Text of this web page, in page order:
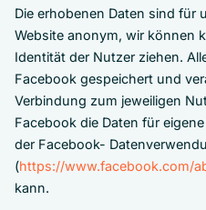
Die erhobenen Daten sind für
Website anonym, wir können
Identität der Nutzer ziehen.
Facebook gespeichert und
Verbindung zum jeweiligen
Facebook die Daten für
der Facebook-
(https://www.facebook.com/
kann.